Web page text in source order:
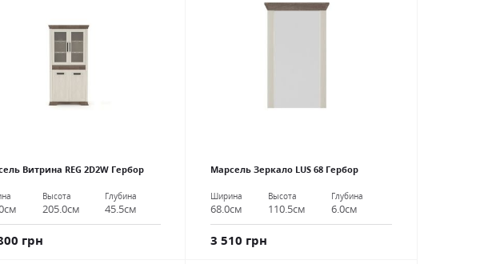
Витрина REG 2D2W Гербор
Высота
205.0см
Глубина
45.5см
грн
Марсель Зеркало LUS 68 Гербор
Ширина
68.0см
Высота
110.5см
Глубина
6.0см
3 510 грн